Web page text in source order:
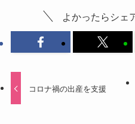
よかったらシェ
コロナ禍の出産を支援